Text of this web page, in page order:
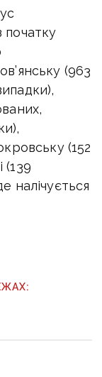
початку
(963
(152
(139
налічується